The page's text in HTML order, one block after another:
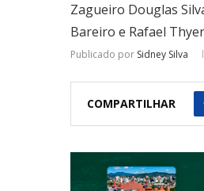
Zagueiro Douglas
Bareiro e Rafael
Publicado por Sidney Silva
COMPARTILHAR